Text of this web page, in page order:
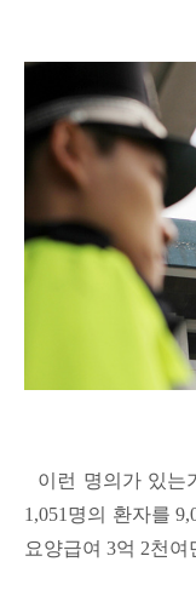
이런 명의가 있는
1,051명의 환자를
요양급여 3억 2천